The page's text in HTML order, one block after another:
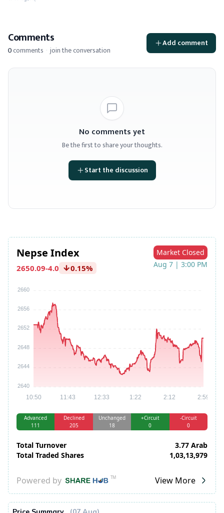
Comments
0comments · join the conversation
Add comment
No comments yet
Be the first to share your thoughts.
Start the discussion